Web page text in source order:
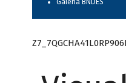
Galeria BNDES